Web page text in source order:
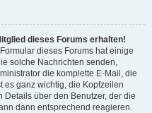
dieses Forums erhalten!
dieses Forums hat einige
solche Nachrichten senden,
die komplette E-Mail, die
es ganz wichtig, die Kopfzeilen
über den Benutzer, der die
dann entsprechend reagieren.